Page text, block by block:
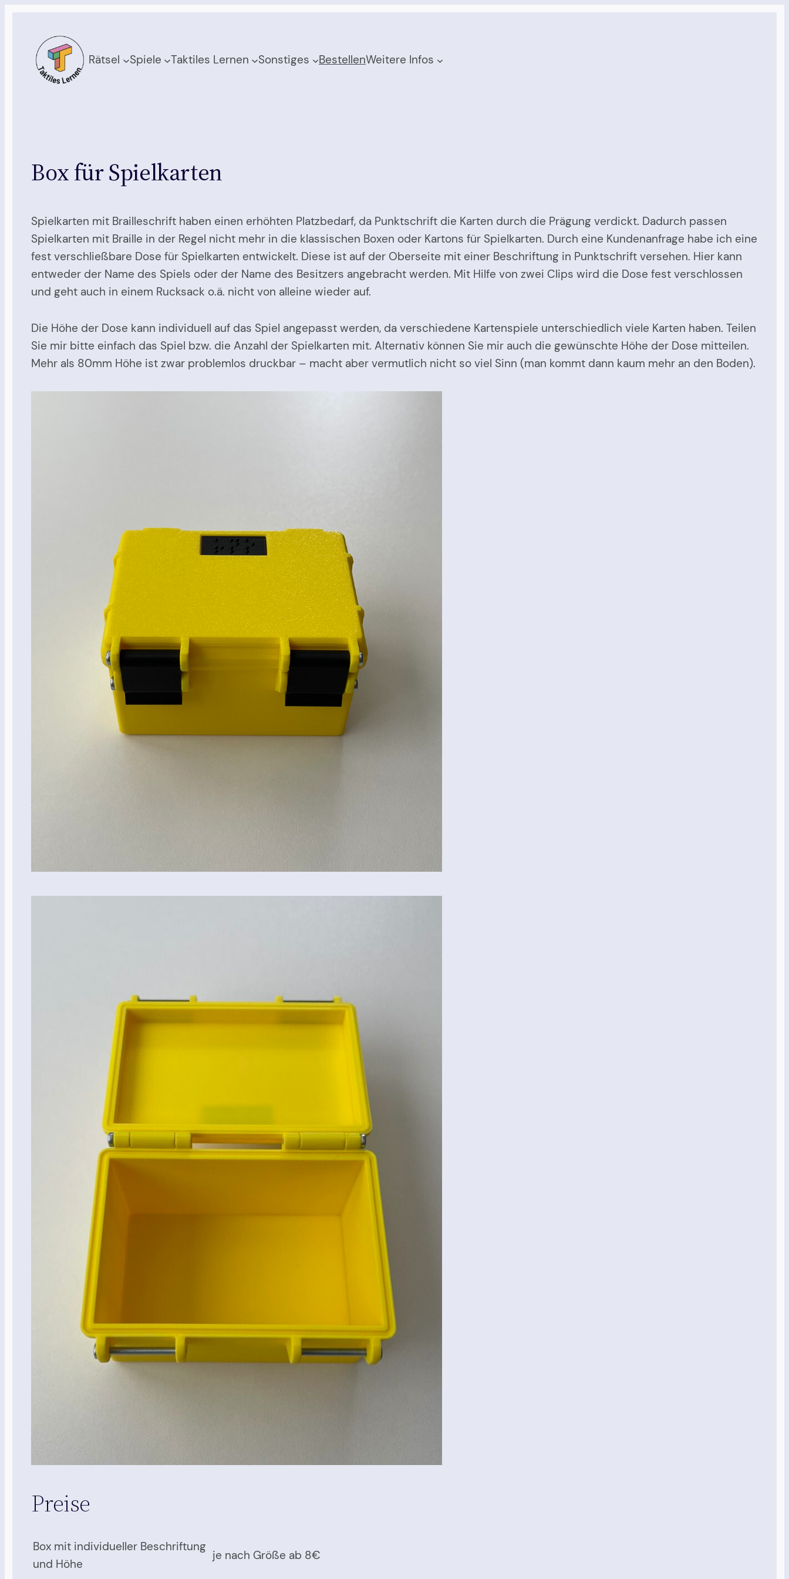
springen
Rätsel Spiele Taktiles Lernen Sonstiges BestellenWeitere Infos
Box für Spielkarten
Spielkarten mit Brailleschrift haben einen erhöhten Platzbedarf, da Punktschrift die Karten durch die Prägung verdickt. Dadurch passen
Spielkarten mit Braille in der Regel nicht mehr in die klassischen Boxen oder Kartons für Spielkarten. Durch eine Kundenanfrage habe ich eine
fest verschließbare Dose für Spielkarten entwickelt. Diese ist auf der Oberseite mit einer Beschriftung in Punktschrift versehen. Hier kann
entweder der Name des Spiels oder der Name des Besitzers angebracht werden. Mit Hilfe von zwei Clips wird die Dose fest verschlossen
und geht auch in einem Rucksack o.ä. nicht von alleine wieder auf.
Die Höhe der Dose kann individuell auf das Spiel angepasst werden, da verschiedene Kartenspiele unterschiedlich viele Karten haben. Teilen
Sie mir bitte einfach das Spiel bzw. die Anzahl der Spielkarten mit. Alternativ können Sie mir auch die gewünschte Höhe der Dose mitteilen.
Mehr als 80mm Höhe ist zwar problemlos druckbar – macht aber vermutlich nicht so viel Sinn (man kommt dann kaum mehr an den Boden).
Preise
Box mit individueller Beschriftung
und Höhe
je nach Größe ab 8€